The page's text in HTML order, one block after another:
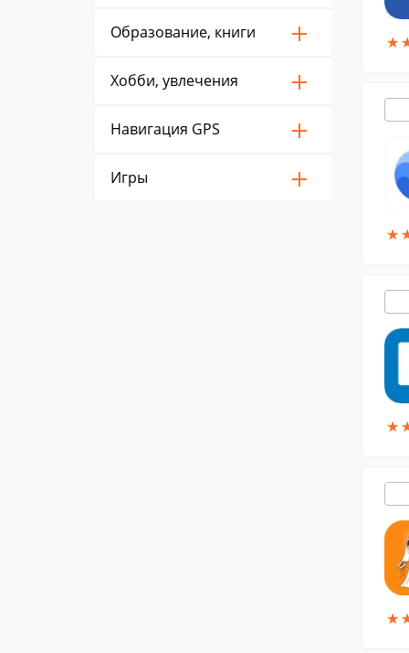
Образование, книги
Хобби, увлечения
Навигация GPS
Игры
★
★
★
★
★
★
★
★